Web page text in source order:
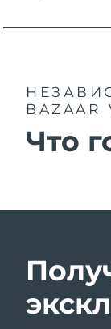
BAZAAR
Что